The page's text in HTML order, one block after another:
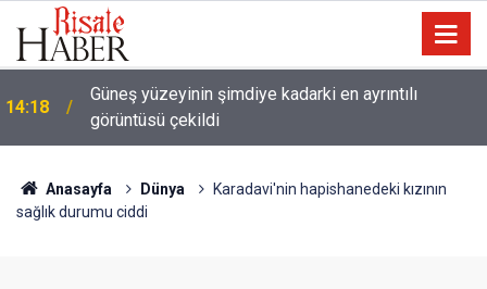
13:25 Tartışma: Yapay zeka, kitaptan soğutuyor mu?
Anasayfa Dünya
Karadavi'nin hapishanedeki kızının
sağlık durumu ciddi